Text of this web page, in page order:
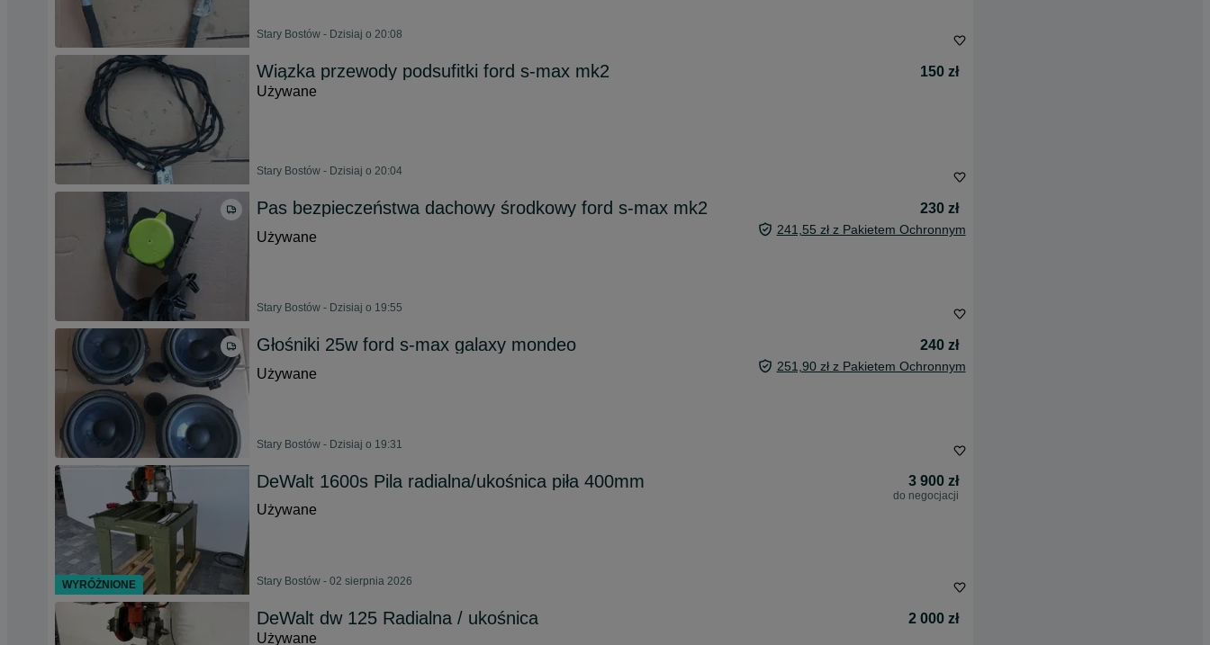
Stary Bostów - Dzisiaj o 20:08
Wiązka przewody podsufitki ford s-max mk2
150 zł
Używane
Stary Bostów - Dzisiaj o 20:04
Pas bezpieczeństwa dachowy środkowy ford s-max mk2
230 zł
Używane
241,55 zł z Pakietem Ochronnym
Stary Bostów - Dzisiaj o 19:55
Głośniki 25w ford s-max galaxy mondeo
240 zł
Używane
251,90 zł z Pakietem Ochronnym
Stary Bostów - Dzisiaj o 19:31
DeWalt 1600s Pila radialna/ukośnica piła 400mm 3 900 zł
do negocjacji
Używane
Stary Bostów - 02 sierpnia 2026
DeWalt dw 125 Radialna / ukośnica
2 000 zł
Używane
WYRÓŻNIONE